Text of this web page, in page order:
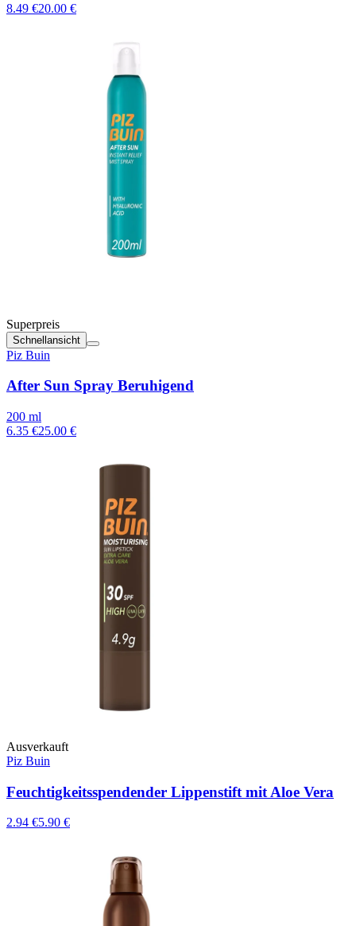
8.49 €20.00 €
Superpreis
Schnellansicht
Piz Buin
After Sun Spray Beruhigend
200 ml
6.35 €25.00 €
Ausverkauft
Piz Buin
Feuchtigkeitsspendender Lippenstift mit Aloe Vera
2.94 €5.90 €